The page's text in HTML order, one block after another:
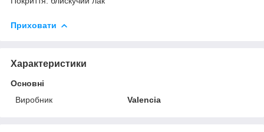
Приховати
Характеристики
Основні
Виробник
Valencia